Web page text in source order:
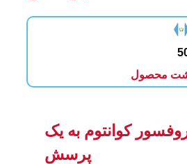
محصول
کوانتوم به یک
پرسش